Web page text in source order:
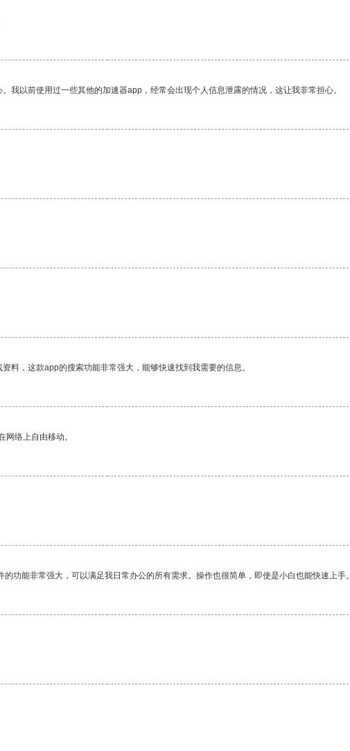
我以前使用过一些其他的加速器app，经常会出现个人信息泄露的情况，这让我非常担心。
料，这款app的搜索功能非常强大，能够快速找到我需要的信息。
络上自由移动。
功能非常强大，可以满足我日常办公的所有需求。操作也很简单，即使是小白也能快速上手。